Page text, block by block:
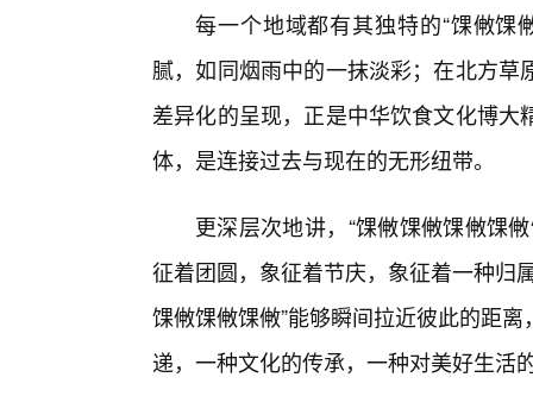
每一个地域都有其独特的“馃敒馃
腻，如同烟雨中的一抹淡彩；在北方
差异化的呈现，正是中华饮食文化博
体，是连接过去与现在的无形纽带。
更深层次地讲，“馃敒馃敒馃敒馃
征着团圆，象征着节庆，象征着一种归
馃敒馃敒馃敒”能够瞬间拉近彼此的距
递，一种文化的传承，一种对美好生活